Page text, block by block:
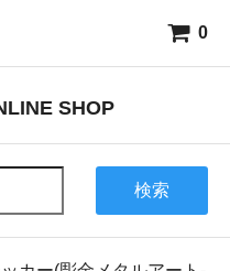
0
SHOP
検索